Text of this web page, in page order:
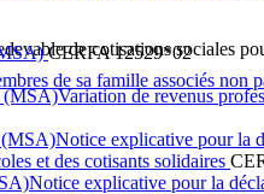
de sa famille associés non
de cotisations sociales
CERFA 12529*02
de revenus
explicative pour la
et des cotisants solidaires
explicative pour la